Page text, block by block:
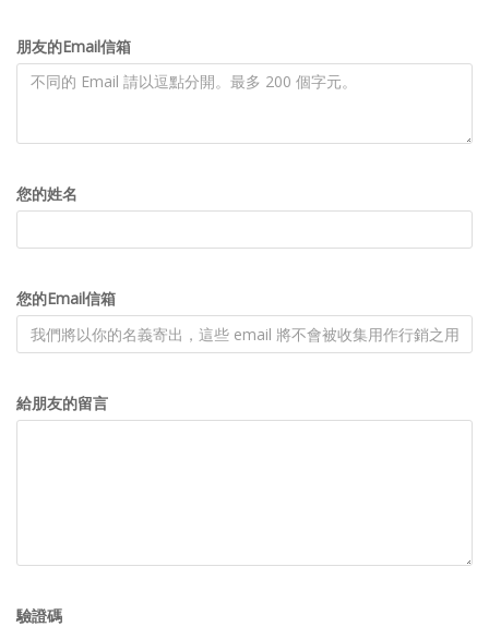
朋友的Email信箱
您的姓名
您的Email信箱
給朋友的留言
驗證碼